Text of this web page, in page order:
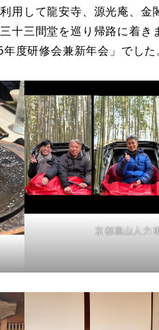
用して龍安寺、源光庵、
十三間堂を巡り帰路に着
度研修会兼新年会」でした
京都嵐山人力